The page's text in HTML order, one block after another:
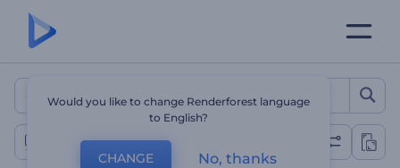
あらゆる企業向けのロゴ動画
企業用ロゴ動画
Would you like to change Renderforest language
to English?
CHANGE No, thanks